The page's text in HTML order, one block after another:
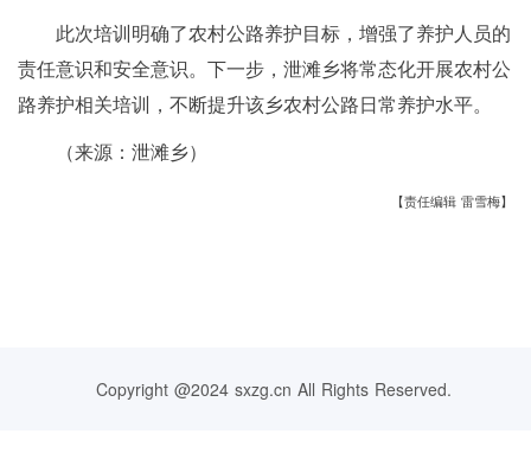
此次培训明确了农村公路养护目标，增强了养护人员的
责任意识和安全意识。下一步，泄滩乡将常态化开展农村公
路养护相关培训，不断提升该乡农村公路日常养护水平。
（来源：泄滩乡）
【责任编辑 雷雪梅】
Copyright @2024 sxzg.cn All Rights Reserved.